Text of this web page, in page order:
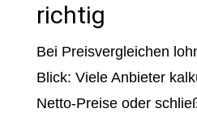
richtig
Bei Preisvergleichen
Blick: Viele Anbieter
Netto-Preise oder